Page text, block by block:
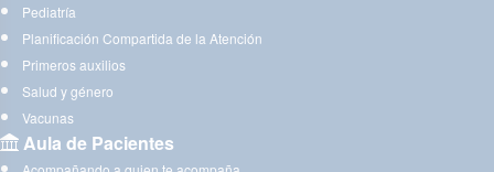
Pediatría
Planificación Compartida de la Atención
Primeros auxilios
Salud y género
Vacunas
Aula de Pacientes